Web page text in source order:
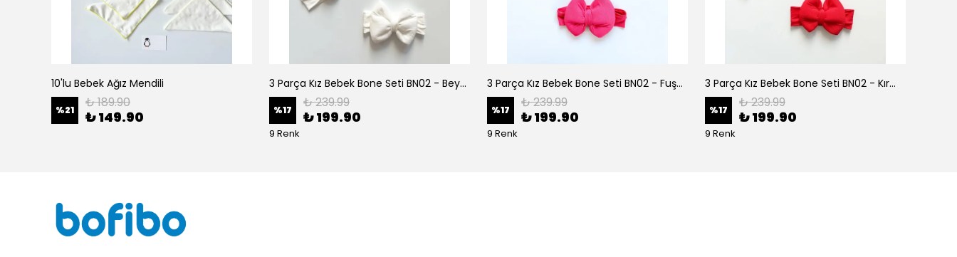
10'lu Bebek Ağız Mendili
%21 ₺ 189.90
₺ 149.90
3 Parça Kız Bebek Bone Seti BN02 - Beyaz
%17 ₺ 239.99
₺ 199.90
9 Renk
3 Parça Kız Bebek Bone Seti BN02 - Fuşya
%17 ₺ 239.99
₺ 199.90
9 Renk
3 Parça Kız Bebek Bone Seti BN02 - Kırmızı
%17 ₺ 239.99
₺ 199.90
9 Renk